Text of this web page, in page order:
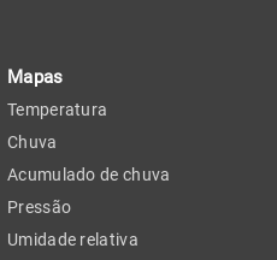
Mapas
Temperatura
Chuva
Acumulado de chuva
Pressão
Umidade relativa